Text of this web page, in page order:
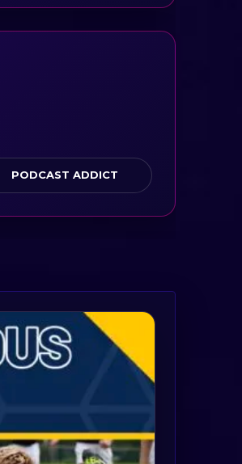
PODCAST ADDICT